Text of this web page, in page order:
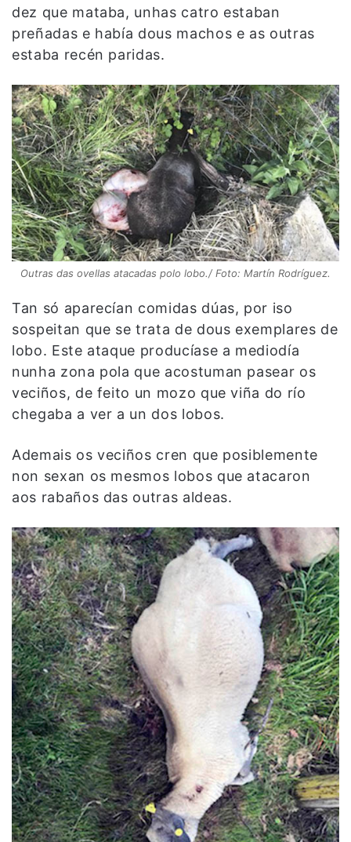
dez que mataba, unhas catro estaban
preñadas e había dous machos e as outras
estaba recén paridas.
Outras das ovellas atacadas polo lobo./ Foto: Martín Rodríguez.
Tan só aparecían comidas dúas, por iso
sospeitan que se trata de dous exemplares de
lobo. Este ataque producíase a mediodía
nunha zona pola que acostuman pasear os
veciños, de feito un mozo que viña do río
chegaba a ver a un dos lobos.
Ademais os veciños cren que posiblemente
non sexan os mesmos lobos que atacaron
aos rabaños das outras aldeas.